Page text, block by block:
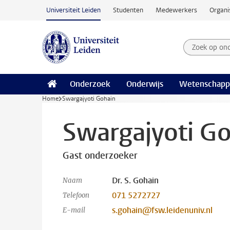
Ga naar hoofdinhoud
Universiteit Leiden Studenten Medewerkers
Zoek op
Zoekterm
Onderzoek Onderwijs
Home Swargajyoti Gohain
Swargajyoti
Gast onderzoeker
Naam Dr. S. Gohain
Telefoon 071 5272727
E-mail s.gohain@fsw.leidenuniv.nl